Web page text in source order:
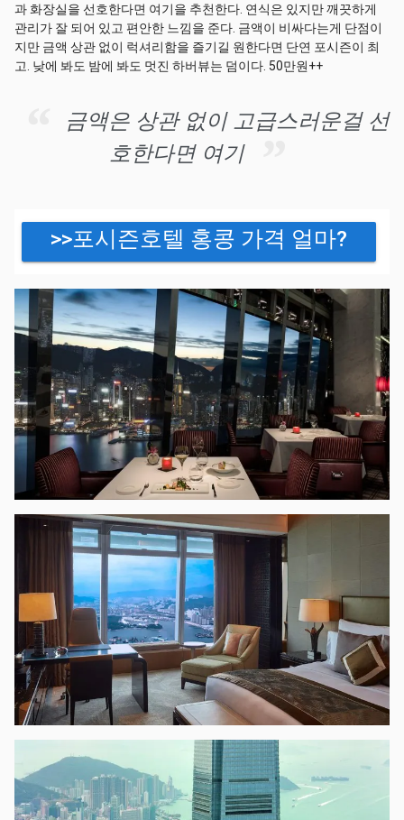
과 화장실을 선호한다면 여기을 추천한다. 연식은 있지만 깨끗하게
관리가 잘 되어 있고 편안한 느낌을 준다. 금액이 비싸다는게 단점이
지만 금액 상관 없이 럭셔리함을 즐기길 원한다면 단연 포시즌이 최
고. 낮에 봐도 밤에 봐도 멋진 하버뷰는 덤이다. 50만원++
금액은 상관 없이 고급스러운걸 선
호한다면 여기
>>포시즌호텔 홍콩 가격 얼마?